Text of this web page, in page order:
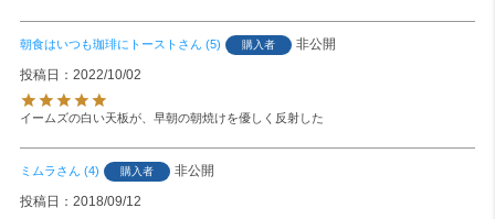
朝食はいつも珈琲にトースト 5 購入者
非公開
投稿日
2022/10/02
イームズの白い天板が、早朝の朝焼けを優しく反射した
ミムラ 4 購入者
非公開
投稿日
2018/09/12